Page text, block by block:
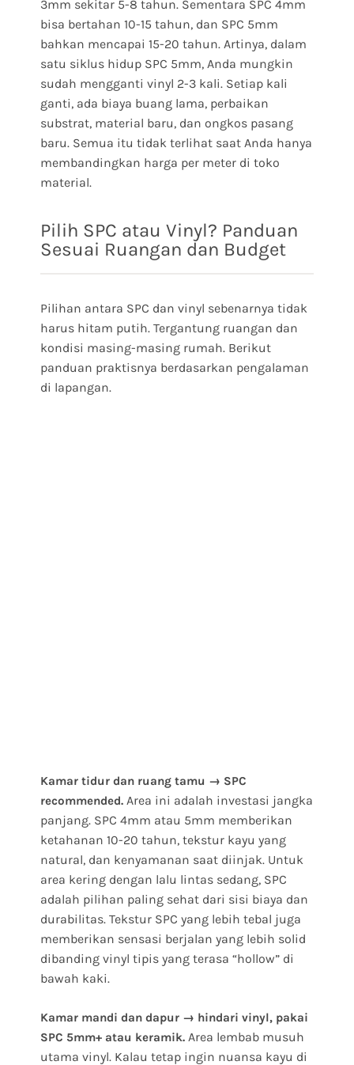
3mm sekitar 5-8 tahun. Sementara SPC 4mm
bisa bertahan 10-15 tahun, dan SPC 5mm
bahkan mencapai 15-20 tahun. Artinya, dalam
satu siklus hidup SPC 5mm, Anda mungkin
sudah mengganti vinyl 2-3 kali. Setiap kali
ganti, ada biaya buang lama, perbaikan
substrat, material baru, dan ongkos pasang
baru. Semua itu tidak terlihat saat Anda hanya
membandingkan harga per meter di toko
material.
Pilih SPC atau Vinyl? Panduan
Sesuai Ruangan dan Budget
Pilihan antara SPC dan vinyl sebenarnya tidak
harus hitam putih. Tergantung ruangan dan
kondisi masing-masing rumah. Berikut
panduan praktisnya berdasarkan pengalaman
di lapangan.
Kamar tidur dan ruang tamu → SPC
recommended. Area ini adalah investasi jangka
panjang. SPC 4mm atau 5mm memberikan
ketahanan 10-20 tahun, tekstur kayu yang
natural, dan kenyamanan saat diinjak. Untuk
area kering dengan lalu lintas sedang, SPC
adalah pilihan paling sehat dari sisi biaya dan
durabilitas. Tekstur SPC yang lebih tebal juga
memberikan sensasi berjalan yang lebih solid
dibanding vinyl tipis yang terasa “hollow” di
bawah kaki.
Kamar mandi dan dapur → hindari vinyl, pakai
SPC 5mm+ atau keramik. Area lembab musuh
utama vinyl. Kalau tetap ingin nuansa kayu di